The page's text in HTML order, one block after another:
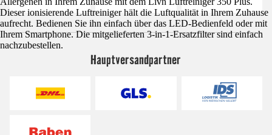
Dieser ionisierende Luftreiniger hält die Luftqualität in Ihrem Zuhause
aufrecht. Bedienen Sie ihn einfach über das LED-Bedienfeld oder mit
Ihrem Smartphone. Die mitgelieferten 3-in-1-Ersatzfilter sind einfach
nachzubestellen.
Hauptversandpartner